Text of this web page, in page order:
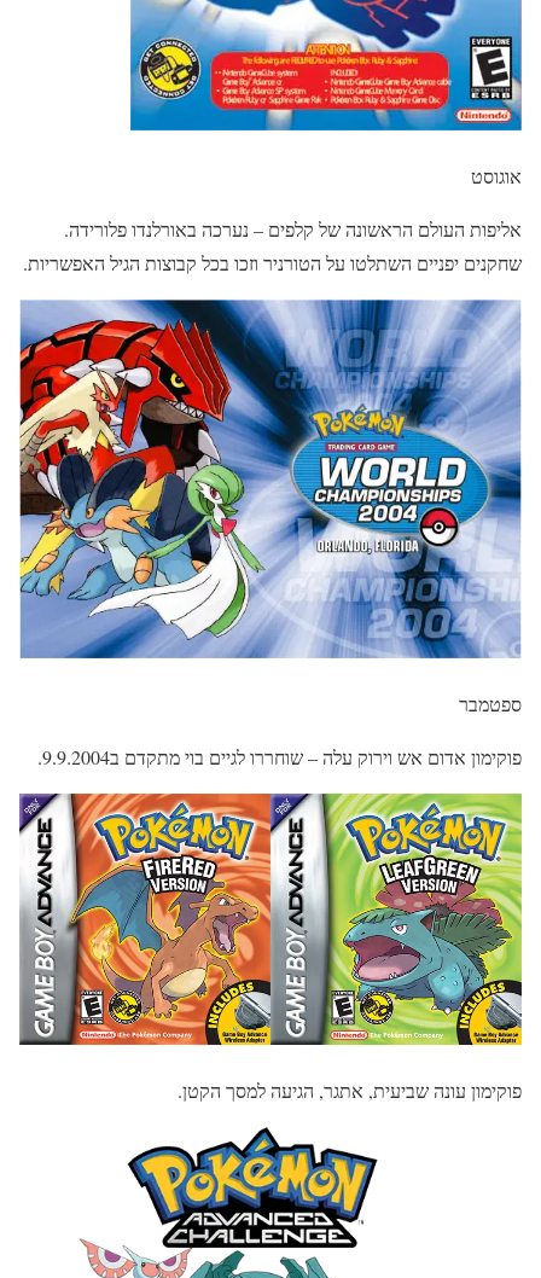
אוגוסט
אליפות העולם הראשונה של קלפים – נערכה באורלנדו פלורידה.
שחקנים יפניים השתלטו על הטורניר וזכו בכל קבוצות הגיל האפשריות.
ספטמבר
פוקימון אדום אש וירוק עלה – שוחררו לגיים בוי מתקדם ב9.9.2004.
פוקימון עונה שביעית, אתגר, הגיעה למסך הקטן.